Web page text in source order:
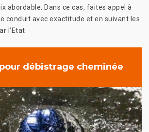
abordable. Dans ce cas, faites appel à
conduit avec exactitude et en suivant les
l’Etat.
débistrage cheminée